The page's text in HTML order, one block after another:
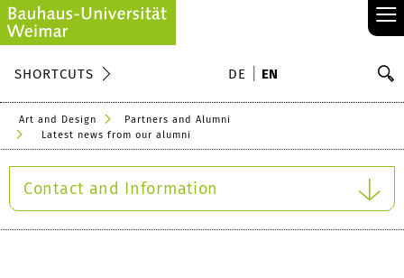
≡
SHORTCUTS DE EN
Art and Design
Partners and Alumni
Latest news from our alumni
Contact and Information